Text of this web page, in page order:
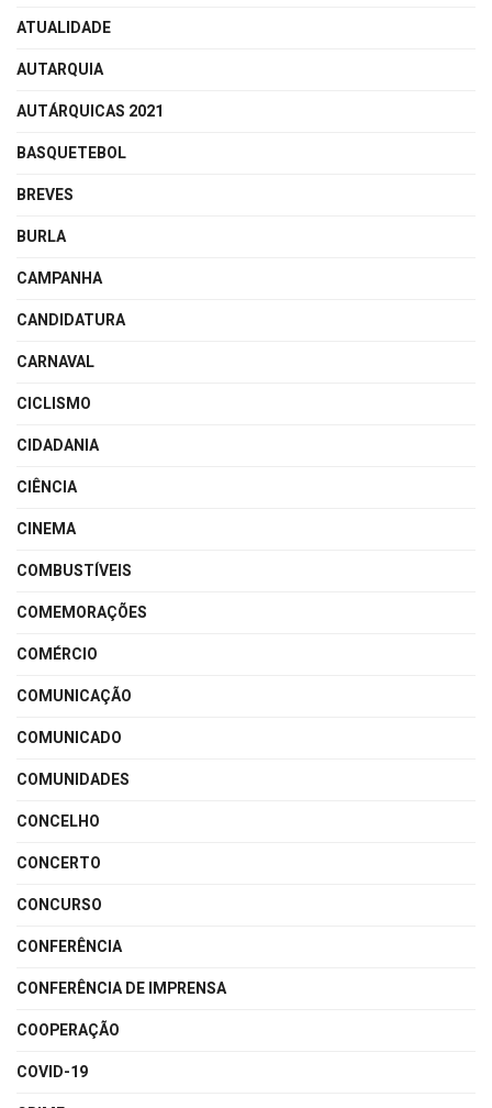
ATUALIDADE
AUTARQUIA
AUTÁRQUICAS 2021
BASQUETEBOL
BREVES
BURLA
CAMPANHA
CANDIDATURA
CARNAVAL
CICLISMO
CIDADANIA
CIÊNCIA
CINEMA
COMBUSTÍVEIS
COMEMORAÇÕES
COMÉRCIO
COMUNICAÇÃO
COMUNICADO
COMUNIDADES
CONCELHO
CONCERTO
CONCURSO
CONFERÊNCIA
CONFERÊNCIA DE IMPRENSA
COOPERAÇÃO
COVID-19